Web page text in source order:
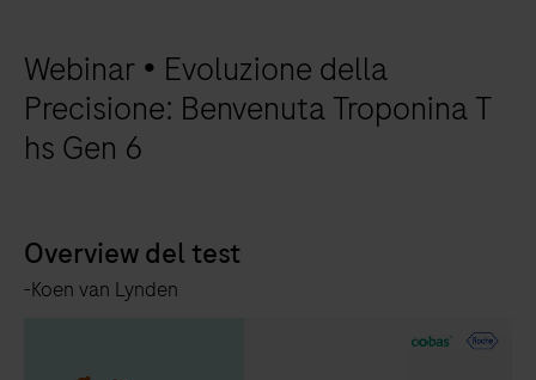
Webinar • Evoluzione della
Precisione: Benvenuta Troponina T
hs Gen 6
Overview del test
-Koen van Lynden